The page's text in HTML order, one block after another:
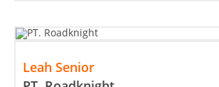
Leah Senior